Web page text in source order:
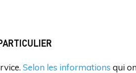
Selon les informations qui